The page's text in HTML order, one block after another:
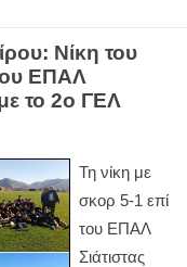
Νίκη του
ΕΠΑΛ
το 2ο ΓΕΛ
Τη νίκη με
σκορ 5-1 επί
του ΕΠΑΛ
Σιάτιστας